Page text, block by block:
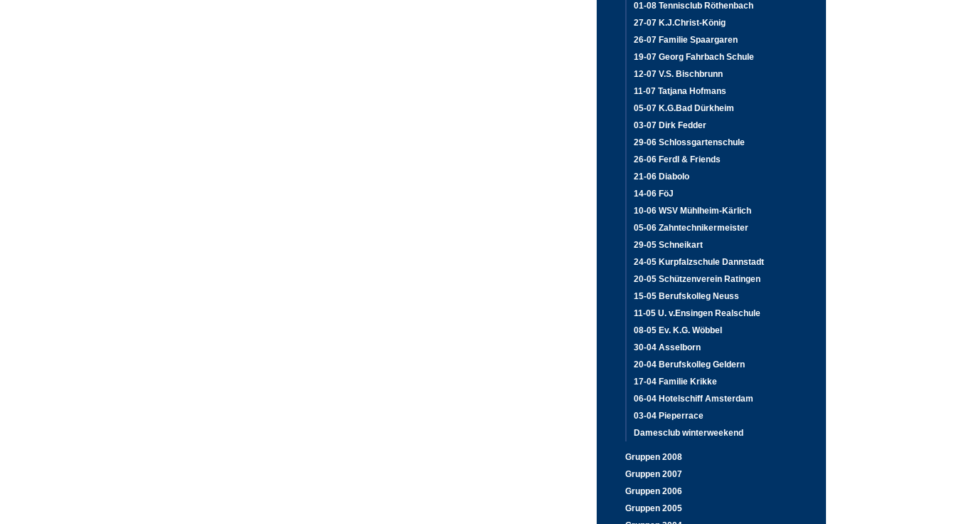
01-08 Tennisclub Röthenbach
27-07 K.J.Christ-König
26-07 Familie Spaargaren
19-07 Georg Fahrbach Schule
12-07 V.S. Bischbrunn
11-07 Tatjana Hofmans
05-07 K.G.Bad Dürkheim
03-07 Dirk Fedder
29-06 Schlossgartenschule
26-06 Ferdl & Friends
21-06 Diabolo
14-06 FöJ
10-06 WSV Mühlheim-Kärlich
05-06 Zahntechnikermeister
29-05 Schneikart
24-05 Kurpfalzschule Dannstadt
20-05 Schützenverein Ratingen
15-05 Berufskolleg Neuss
11-05 U. v.Ensingen Realschule
08-05 Ev. K.G. Wöbbel
30-04 Asselborn
20-04 Berufskolleg Geldern
17-04 Familie Krikke
06-04 Hotelschiff Amsterdam
03-04 Pieperrace
Damesclub winterweekend
Gruppen 2008
Gruppen 2007
Gruppen 2006
Gruppen 2005